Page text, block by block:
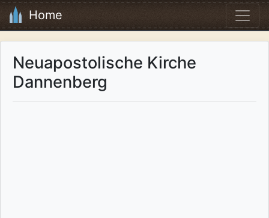
Home
Neuapostolische Kirche
Dannenberg